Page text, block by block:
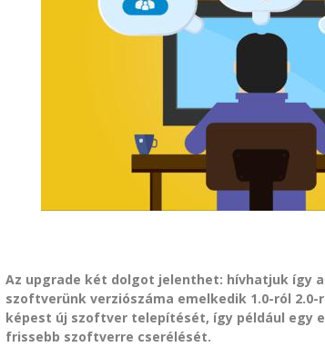
Az upgrade két dolgot jelenthet: hívhatjuk így
szoftverünk verziószáma emelkedik 1.0-ról
képest új szoftver telepítését, így például
frissebb szoftverre cserélését.